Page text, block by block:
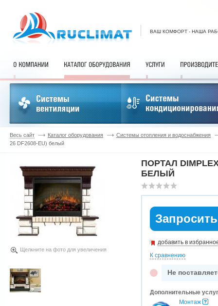
ВАШ КОМФОРТ - НАША
Весь сайт Каталог оборудования
Системы отопления и водоснабжения
26 DF2608-EU) белый
Щелкните на фото для увеличения
ПОРТАЛ
БЕЛЫЙ
добавить в
К сравнению
Не
Дополнительные
Монтаж